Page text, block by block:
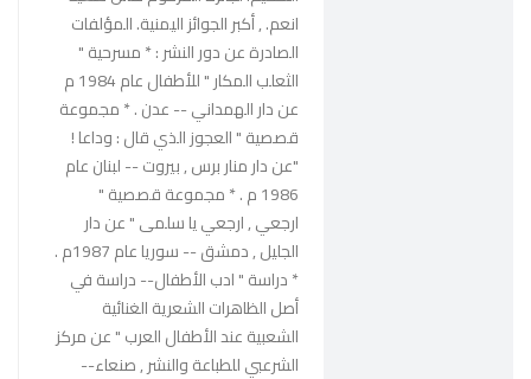
انعم. , أكبر الجوائز اليمنية. المؤلفات
الصادرة عن دور النشر : * مسرحية "
الثعلب المكار " للأطفال عام 1984 م
عن دار الهمداني -- عدن . * مجموعة
قصصية " العجوز الذي قال : وداعا !
"عن دار منار برس , بيروت -- لبنان عام
1986 م . * مجموعة قصصية "
ارجعي , ارجعي يا سلمى " عن دار
الجليل , دمشق -- سوريا عام 1987م .
* دراسة " ادب الأطفال-- دراسة في
أصل الظاهرات الشعرية الغنائية
الشعبية عند الأطفال العرب " عن مركز
الشرعبي للطباعة والنشر , صنعاء--